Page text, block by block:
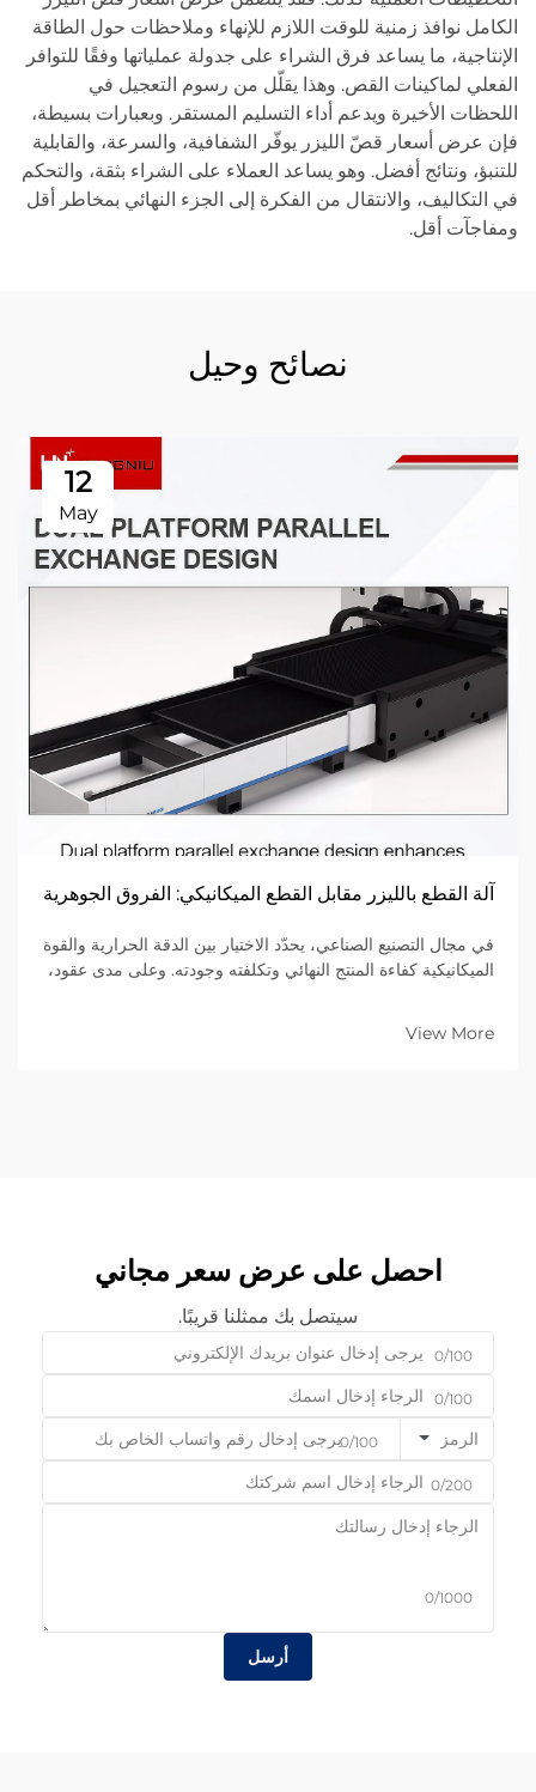
الكامل نوافذ زمنية للوقت اللازم للإنهاء وملاحظات حول الطاقة
الإنتاجية، ما يساعد فرق الشراء على جدولة عملياتها وفقًا للتوافر
الفعلي لماكينات القص. وهذا يقلّل من رسوم التعجيل في
اللحظات الأخيرة ويدعم أداء التسليم المستقر. وبعبارات بسيطة،
فإن عرض أسعار قصّ الليزر يوفّر الشفافية، والسرعة، والقابلية
للتنبؤ، ونتائج أفضل. وهو يساعد العملاء على الشراء بثقة، والتحكم
في التكاليف، والانتقال من الفكرة إلى الجزء النهائي بمخاطر أقل
ومفاجآت أقل.
نصائح وحيل
12
May
آلة القطع بالليزر مقابل القطع الميكانيكي: الفروق الجوهرية
في مجال التصنيع الصناعي، يحدّد الاختيار بين الدقة الحرارية والقوة
الميكانيكية كفاءة المنتج النهائي وتكلفته وجودته. وعلى مدى عقود،
View More
احصل على عرض سعر مجاني
سيتصل بك ممثلنا قريبًا.
0/100
0/100
الرمز 0/100
0/200
0/1000
أرسل